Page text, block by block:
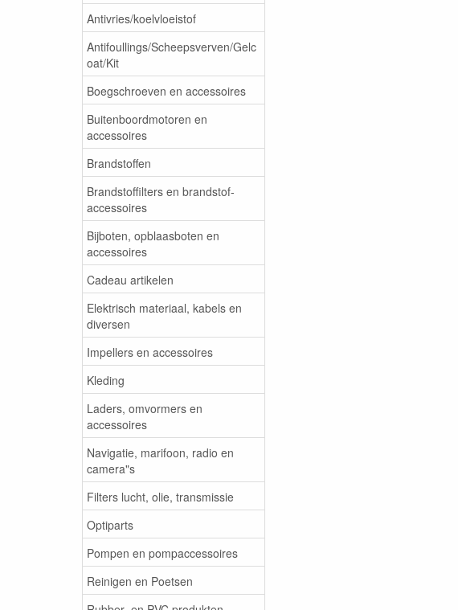
Antivries/koelvloeistof
Antifoullings/Scheepsverven/Gelc
oat/Kit
Boegschroeven en accessoires
Buitenboordmotoren en
accessoires
Brandstoffen
Brandstoffilters en brandstof-
accessoires
Bijboten, opblaasboten en
accessoires
Cadeau artikelen
Elektrisch materiaal, kabels en
diversen
Impellers en accessoires
Kleding
Laders, omvormers en
accessoires
Navigatie, marifoon, radio en
camera"s
Filters lucht, olie, transmissie
Optiparts
Pompen en pompaccessoires
Reinigen en Poetsen